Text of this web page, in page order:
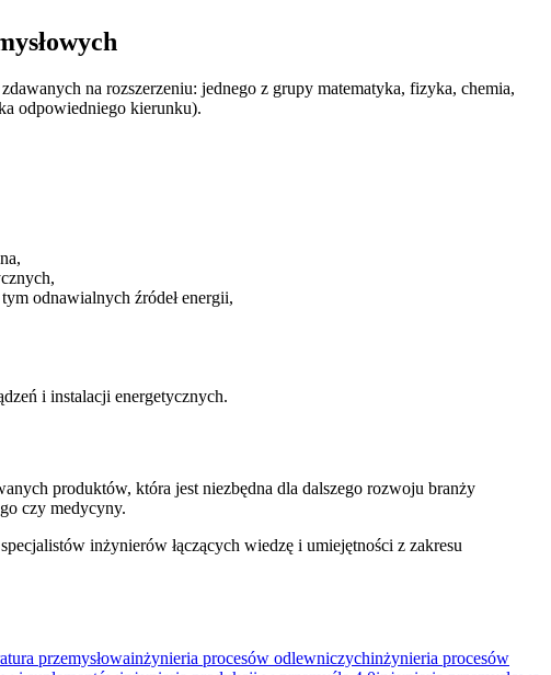
na rozszerzeniu: jednego z grupy matematyka, fizyka, chemia,
odpowiedniego kierunku).
odnawialnych źródeł energii,
i instalacji energetycznych.
produktów, która jest niezbędna dla dalszego rozwoju branży
czy medycyny.
inżynierów łączących wiedzę i umiejętności z zakresu
przemysłowainżynieria procesów odlewniczychinżynieria procesów